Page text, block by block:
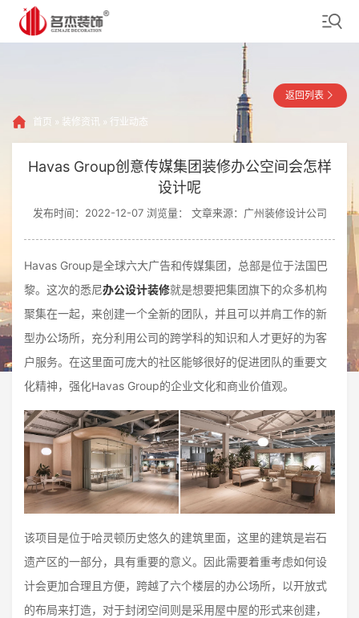
首页 » 装修资讯 » 行业动态
返回列表
Havas Group创意传媒集团装修办公空间会怎样
设计呢
发布时间：2022-12-07 浏览量： 文章来源：广州装修设计公司
Havas Group是全球六大广告和传媒集团，总部是位于法国巴
黎。这次的悉尼办公设计装修就是想要把集团旗下的众多机构
聚集在一起，来创建一个全新的团队，并且可以并肩工作的新
型办公场所，充分利用公司的跨学科的知识和人才更好的为客
户服务。在这里面可庞大的社区能够很好的促进团队的重要文
化精神，强化Havas Group的企业文化和商业价值观。
该项目是位于哈灵顿历史悠久的建筑里面，这里的建筑是岩石
遗产区的一部分，具有重要的意义。因此需要着重考虑如何设
计会更加合理且方便，跨越了六个楼层的办公场所，以开放式
的布局来打造，对于封闭空间则是采用屋中屋的形式来创建，